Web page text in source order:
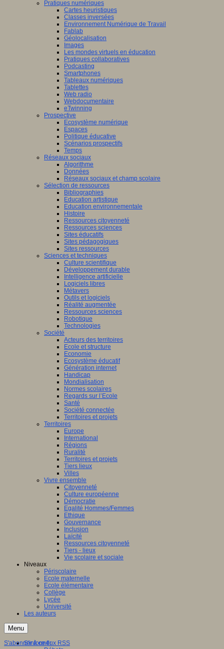
Pratiques numériques
Cartes heuristiques
Classes inversées
Environnement Numérique de Travail
Fablab
Géolocalisation
Images
Les mondes virtuels en éducation
Pratiques collaboratives
Podcasting
Smartphones
Tableaux numériques
Tablettes
Web radio
Webdocumentaire
eTwinning
Prospective
Ecosystème numérique
Espaces
Politique éducative
Scénarios prospectifs
Temps
Réseaux sociaux
Algorithme
Données
Réseaux sociaux et champ scolaire
Sélection de ressources
Bibliographies
Education artistique
Education environnementale
Histoire
Ressources citoyenneté
Ressources sciences
Sites éducatifs
Sites pédagogiques
Sites ressources
Sciences et techniques
Culture scientifique
Développement durable
Intelligence artificielle
Logiciels libres
Métavers
Outils et logiciels
Réalité augmentée
Ressources sciences
Robotique
Technologies
Société
Acteurs des territoires
Ecole et structure
Economie
Ecosystème éducatif
Génération internet
Handicap
Mondialisation
Normes scolaires
Regards sur l’Ecole
Santé
Société connectée
Territoires et projets
Territoires
Europe
International
Régions
Ruralité
Territoires et projets
Tiers lieux
Villes
Vivre ensemble
Citoyenneté
Culture européenne
Démocratie
Egalité Hommes/Femmes
Ethique
Gouvernance
Inclusion
Laïcité
Ressources citoyenneté
Tiers - lieux
Vie scolaire et sociale
Niveaux
Périscolaire
Ecole maternelle
Ecole élémentaire
Collège
Lycée
Université
Les auteurs
Menu
S'informer
S'abonner à ce flux RSS